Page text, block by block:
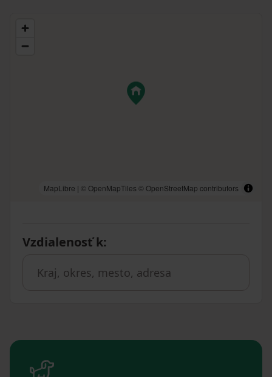
MapLibre | © OpenMapTiles © OpenStreetMap contributors
Vzdialenosť k: